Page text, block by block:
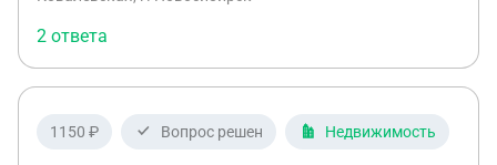
какие. Когда я пришла в помещении оказалось,
что в нем поставили видеокамеру арендаторы
соседнего помещения, камера направлена на
улицу и стоит у меня в помещении на стене рядом
с окном. Ни какие документы на установку я не
2 ответа
1150 ₽ Вопрос решен Недвижимость